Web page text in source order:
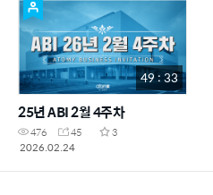
49 : 33
25년 ABI 2월 4주차
476 45
3
2026.02.24